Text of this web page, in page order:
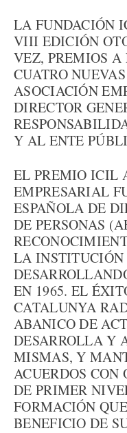
LA FUNDACIÓN
VIII EDICIÓN
VEZ, PREMIOS
CUATRO
ASOCIACIÓN
DIRECTOR
Y AL ENTE
EL PREMIO ICIL
EMPRESARIAL
ESPAÑOLA DE
DE PERSONAS
LA
EN 1965. EL
CATALUNYA
ABANICO DE
DESARROLLA Y
MISMAS, Y
ACUERDOS CON
DE PRIMER
FORMACIÓN
BENEFICIO DE